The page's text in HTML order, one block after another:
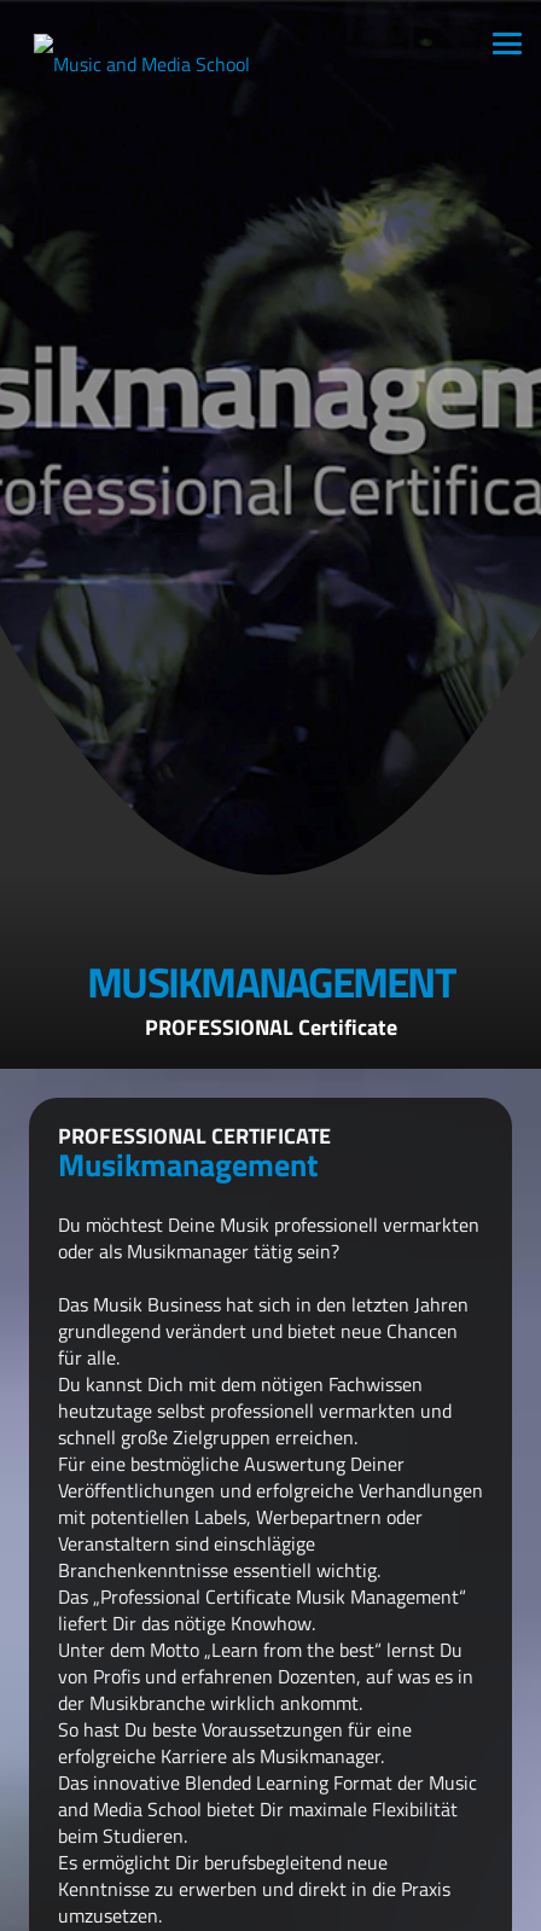
MUSIKMANAGEMENT
PROFESSIONAL Certificate
PROFESSIONAL CERTIFICATE
Musikmanagement
Du möchtest Deine Musik professionell vermarkten
oder als Musikmanager tätig sein?
Das Musik Business hat sich in den letzten Jahren
grundlegend verändert und bietet neue Chancen
für alle.
Du kannst Dich mit dem nötigen Fachwissen
heutzutage selbst professionell vermarkten und
schnell große Zielgruppen erreichen.
Für eine bestmögliche Auswertung Deiner
Veröffentlichungen und erfolgreiche Verhandlungen
mit potentiellen Labels, Werbepartnern oder
Veranstaltern sind einschlägige
Branchenkenntnisse essentiell wichtig.
Das „Professional Certificate Musik Management“
liefert Dir das nötige Knowhow.
Unter dem Motto „Learn from the best“ lernst Du
von Profis und erfahrenen Dozenten, auf was es in
der Musikbranche wirklich ankommt.
So hast Du beste Voraussetzungen für eine
erfolgreiche Karriere als Musikmanager.
Das innovative Blended Learning Format der Music
and Media School bietet Dir maximale Flexibilität
beim Studieren.
Es ermöglicht Dir berufsbegleitend neue
Kenntnisse zu erwerben und direkt in die Praxis
umzusetzen.